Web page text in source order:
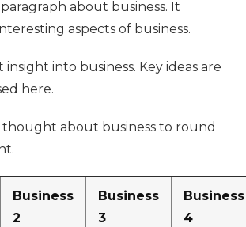
paragraph about business. It
aspects of business.
into business. Key ideas are
here.
about business to round
Business
2
Business
3
Business
4